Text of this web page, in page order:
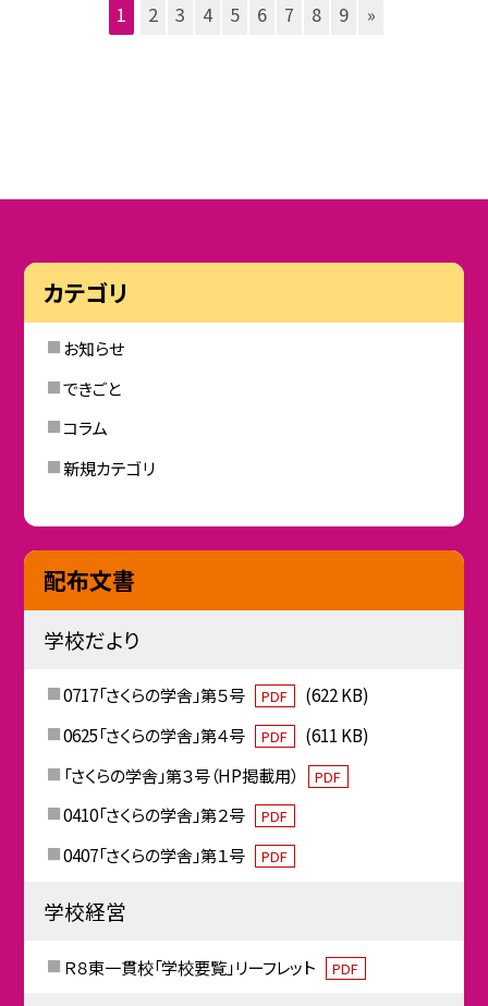
1 2 3 4 5 6 7 8 9 »
カテゴリ
お知らせ
できごと
コラム
新規カテゴリ
配布文書
学校だより
0717「さくらの学舎」第５号 PDF
(622 KB)
0625「さくらの学舎」第４号
PDF
(611 KB)
「さくらの学舎」第３号（HP掲載用）
PDF
0410「さくらの学舎」第２号 PDF
0407「さくらの学舎」第１号 PDF
学校経営
Ｒ８東一貫校「学校要覧」リーフレット PDF